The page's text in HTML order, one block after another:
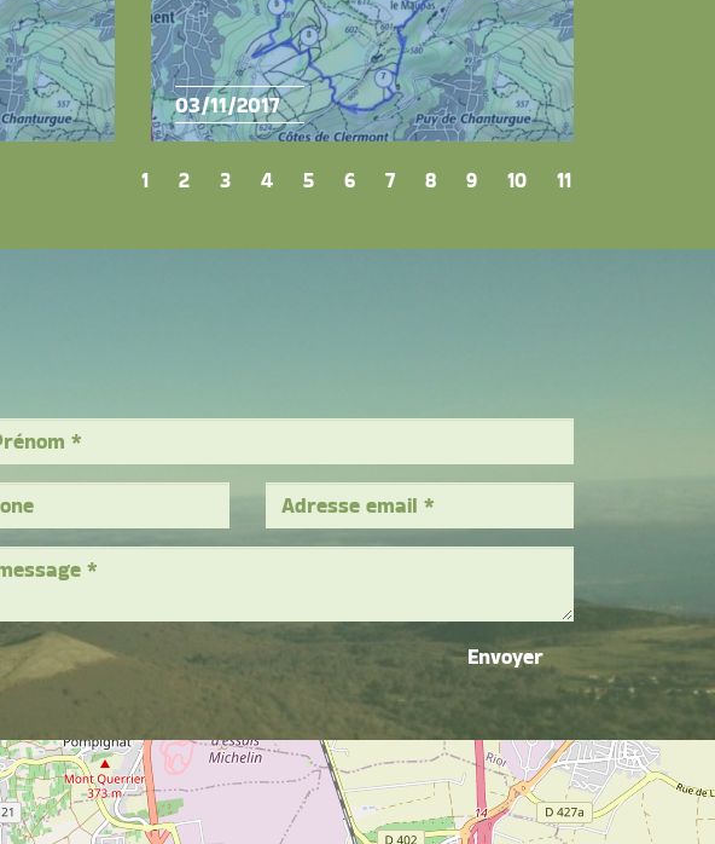
03/11/2017
1 2 3 4 5 6 7 8 9 10 11
Envoyer